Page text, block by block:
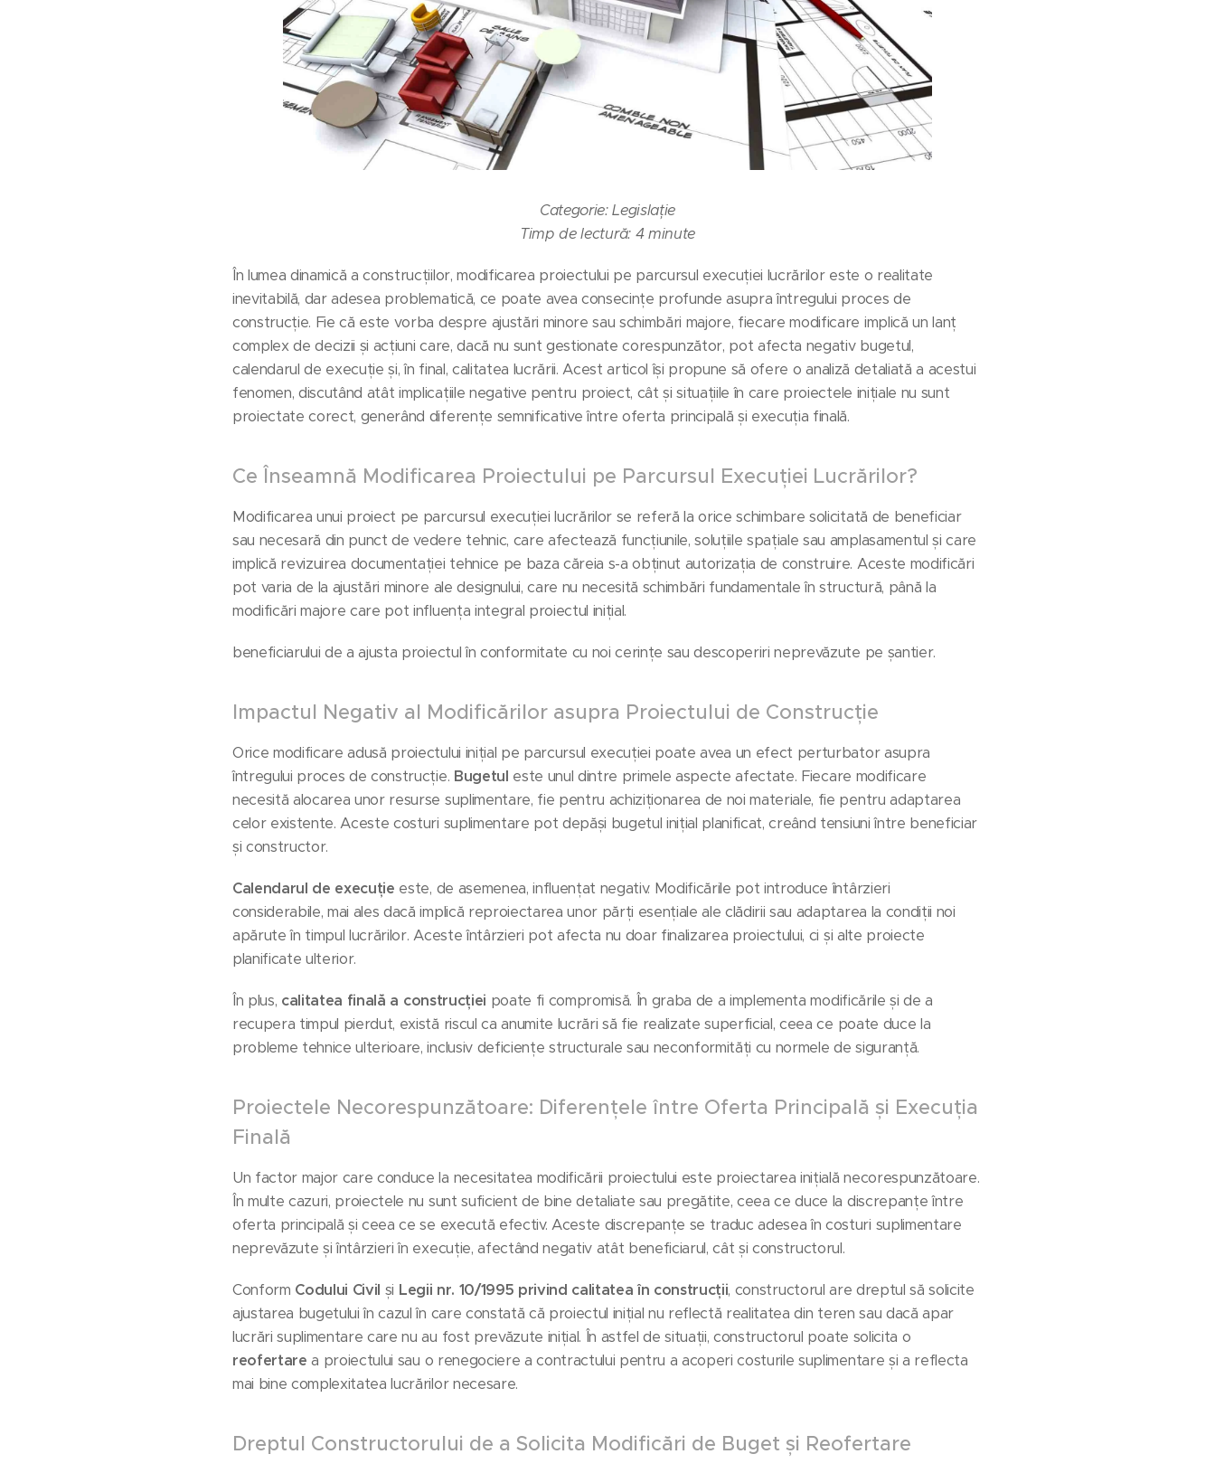
Categorie: Legislație
Timp de lectură: 4 minute
În lumea dinamică a construcțiilor, modificarea proiectului pe parcursul execuției lucrărilor este o realitate
inevitabilă, dar adesea problematică, ce poate avea consecințe profunde asupra întregului proces de
construcție. Fie că este vorba despre ajustări minore sau schimbări majore, fiecare modificare implică un lanț
complex de decizii și acțiuni care, dacă nu sunt gestionate corespunzător, pot afecta negativ bugetul,
calendarul de execuție și, în final, calitatea lucrării. Acest articol își propune să ofere o analiză detaliată a acestui
fenomen, discutând atât implicațiile negative pentru proiect, cât și situațiile în care proiectele inițiale nu sunt
proiectate corect, generând diferențe semnificative între oferta principală și execuția finală.
Ce Înseamnă Modificarea Proiectului pe Parcursul Execuției Lucrărilor?
Modificarea unui proiect pe parcursul execuției lucrărilor se referă la orice schimbare solicitată de beneficiar
sau necesară din punct de vedere tehnic, care afectează funcțiunile, soluțiile spațiale sau amplasamentul și care
implică revizuirea documentației tehnice pe baza căreia s-a obținut autorizația de construire. Aceste modificări
pot varia de la ajustări minore ale designului, care nu necesită schimbări fundamentale în structură, până la
modificări majore care pot influența integral proiectul inițial.
beneficiarului de a ajusta proiectul în conformitate cu noi cerințe sau descoperiri neprevăzute pe șantier.
Impactul Negativ al Modificărilor asupra Proiectului de Construcție
Orice modificare adusă proiectului inițial pe parcursul execuției poate avea un efect perturbator asupra
întregului proces de construcție. Bugetul este unul dintre primele aspecte afectate. Fiecare modificare
necesită alocarea unor resurse suplimentare, fie pentru achiziționarea de noi materiale, fie pentru adaptarea
celor existente. Aceste costuri suplimentare pot depăși bugetul inițial planificat, creând tensiuni între beneficiar
și constructor.
Calendarul de execuție este, de asemenea, influențat negativ. Modificările pot introduce întârzieri
considerabile, mai ales dacă implică reproiectarea unor părți esențiale ale clădirii sau adaptarea la condiții noi
apărute în timpul lucrărilor. Aceste întârzieri pot afecta nu doar finalizarea proiectului, ci și alte proiecte
planificate ulterior.
În plus, calitatea finală a construcției poate fi compromisă. În graba de a implementa modificările și de a
recupera timpul pierdut, există riscul ca anumite lucrări să fie realizate superficial, ceea ce poate duce la
probleme tehnice ulterioare, inclusiv deficiențe structurale sau neconformități cu normele de siguranță.
Proiectele Necorespunzătoare: Diferențele între Oferta Principală și Execuția
Finală
Un factor major care conduce la necesitatea modificării proiectului este proiectarea inițială necorespunzătoare.
În multe cazuri, proiectele nu sunt suficient de bine detaliate sau pregătite, ceea ce duce la discrepanțe între
oferta principală și ceea ce se execută efectiv. Aceste discrepanțe se traduc adesea în costuri suplimentare
neprevăzute și întârzieri în execuție, afectând negativ atât beneficiarul, cât și constructorul.
Conform Codului Civil și Legii nr. 10/1995 privind calitatea în construcții, constructorul are dreptul să solicite
ajustarea bugetului în cazul în care constată că proiectul inițial nu reflectă realitatea din teren sau dacă apar
lucrări suplimentare care nu au fost prevăzute inițial. În astfel de situații, constructorul poate solicita o
reofertare a proiectului sau o renegociere a contractului pentru a acoperi costurile suplimentare și a reflecta
mai bine complexitatea lucrărilor necesare.
Dreptul Constructorului de a Solicita Modificări de Buget și Reofertare